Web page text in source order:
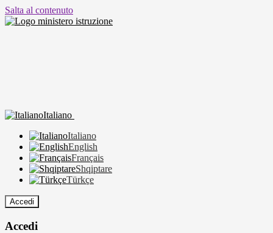
Salta al contenuto
Italiano
Italiano
English
Français
Shqiptare
Türkçe
Accedi
Accedi